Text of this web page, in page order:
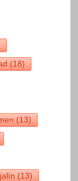
(18)
(13)
(13)